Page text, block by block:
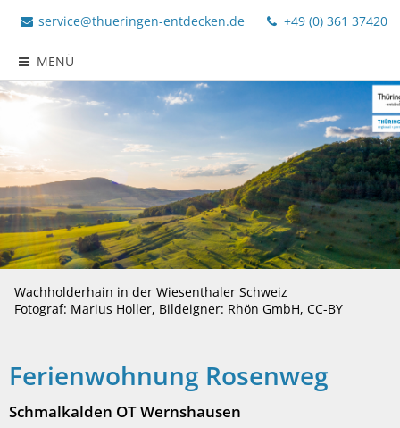
service@thueringen-entdecken.de +49 (0) 361 37420
MENÜ
Wachholderhain in der Wiesenthaler Schweiz
Fotograf: Marius Holler, Bildeigner: Rhön GmbH, CC-BY
Ferienwohnung Rosenweg
Schmalkalden OT Wernshausen